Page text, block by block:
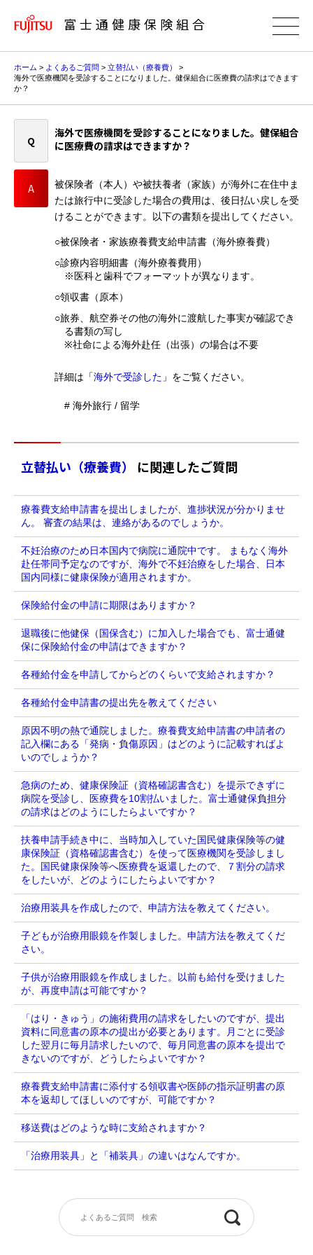
富士通健康保険組合
ホーム > よくあるご質問 > 立替払い（療養費）
>
海外で医療機関を受診することになりました。健保組合に医療費の請求はできます
か？
海外で医療機関を受診することになりました。健保組合
に医療費の請求はできますか？
被保険者（本人）や被扶養者（家族）が海外に在住中ま
たは旅行中に受診した場合の費用は、後日払い戻しを受
けることができます。以下の書類を提出してください。
○被保険者・家族療養費支給申請書（海外療養費）
○診療内容明細書（海外療養費用）
※医科と歯科でフォーマットが異なります。
○領収書（原本）
○旅券、航空券その他の海外に渡航した事実が確認でき
る書類の写し
※社命による海外赴任（出張）の場合は不要
詳細は「海外で受診した 」をご覧ください。
# 海外旅行 / 留学
立替払い（療養費） に関連したご質問
療養費支給申請書を提出しましたが、進捗状況が分かりませ
ん。 審査の結果は、連絡があるのでしょうか。
不妊治療のため日本国内で病院に通院中です。 まもなく海外
赴任帯同予定なのですが、海外で不妊治療をした場合、日本
国内同様に健康保険が適用されますか。
保険給付金の申請に期限はありますか？
退職後に他健保（国保含む）に加入した場合でも、富士通健
保に保険給付金の申請はできますか？
各種給付金を申請してからどのくらいで支給されますか？
各種給付金申請書の提出先を教えてください
原因不明の熱で通院しました。療養費支給申請書の申請者の
記入欄にある「発病・負傷原因」はどのように記載すればよ
いのでしょうか？
急病のため、健康保険証（資格確認書含む）を提示できずに
病院を受診し、医療費を10割払いました。富士通健保負担分
の請求はどのようにしたらよいですか？
扶養申請手続き中に、当時加入していた国民健康保険等の健
康保険証（資格確認書含む）を使って医療機関を受診しまし
た。国民健康保険等へ医療費を返還したので、７割分の請求
をしたいが、どのようにしたらよいですか？
治療用装具を作成したので、申請方法を教えてください。
子どもが治療用眼鏡を作製しました。申請方法を教えてくだ
さい。
子供が治療用眼鏡を作成しました。以前も給付を受けました
が、再度申請は可能ですか？
「はり・きゅう」の施術費用の請求をしたいのですが、提出
資料に同意書の原本の提出が必要とあります。月ごとに受診
した翌月に毎月請求したいので、毎月同意書の原本を提出で
きないのですが、どうしたらよいですか？
療養費支給申請書に添付する領収書や医師の指示証明書の原
本を返却してほしいのですが、可能ですか？
移送費はどのような時に支給されますか？
「治療用装具」と「補装具」の違いはなんですか。